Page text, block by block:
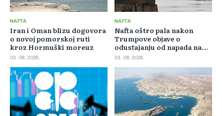
NAFTA
Iran i Oman blizu dogovora
o novoj pomorskoj ruti
kroz Hormuški moreuz
03. 08. 2026.
NAFTA
Nafta oštro pala nakon
Trumpove objave o
odustajanju od napada na
Iran
03. 08. 2026.